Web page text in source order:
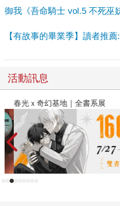
御我《吾命騎士 vol.5 不死巫
【有故事的畢業季】讀者推
活動訊息
春光ｘ奇幻基地｜全書系展